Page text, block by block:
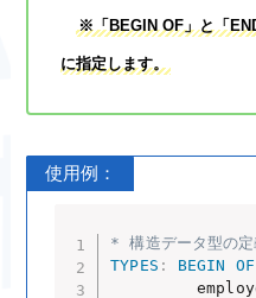
※「BEGIN OF」と「
に指定します。
使用例：
* 構造データ型の定
TYPES : BEGIN OF